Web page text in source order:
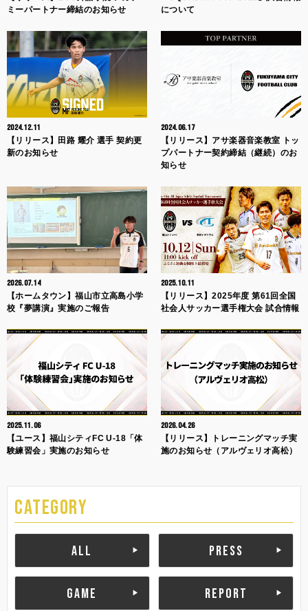
ミーパートナー締結のお知らせ
について
2024.12.11
【リリース】田路 耀介 選手 契約更
新のお知らせ
2024.06.17
【リリース】アサ楽器音楽教室 トッ
プパートナー契約締結（継続）のお
知らせ
2026.07.14
【ホームタウン】福山市立高島小学
校『夢講演』実施のご報告
2025.10.11
【リリース】2025年度 第61回全国
社会人サッカー選手権大会 試合情報
2025.11.06
【ユース】福山シティFC U-18「体
験練習会」実施のお知らせ
2026.04.26
【リリース】トレーニングマッチ実
施のお知らせ（アルヴェリオ高松）
CATEGORY
ALL PRESS
GAME REPORT